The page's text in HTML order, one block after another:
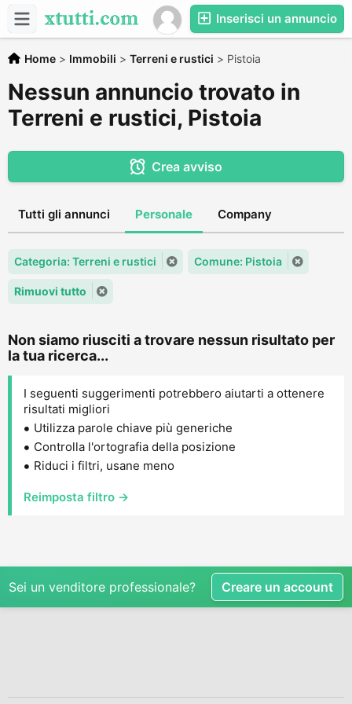
Inserisci un annuncio
Home > Immobili > Terreni e rustici > Pistoia
Nessun annuncio trovato in
Terreni e rustici, Pistoia
Crea avviso
Tutti gli annunci Personale Company
Categoria: Terreni e rustici Comune: Pistoia
Rimuovi tutto
Non siamo riusciti a trovare nessun risultato per
la tua ricerca...
I seguenti suggerimenti potrebbero aiutarti a ottenere
risultati migliori
Utilizza parole chiave più generiche
Controlla l'ortografia della posizione
Riduci i filtri, usane meno
Reimposta filtro →
Sei un venditore professionale? Creare un account